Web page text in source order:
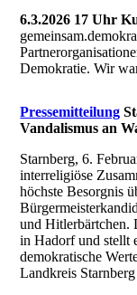
6.3.2026 17 Uhr
Demokratie. Wir
Pressemitteilung
Vandalismus an
Starnberg, 6.
interreligiöse
höchste Besorgnis
und Hitlerbärtchen.
in Hadorf und stellt
demokratische
Landkreis Starnberg